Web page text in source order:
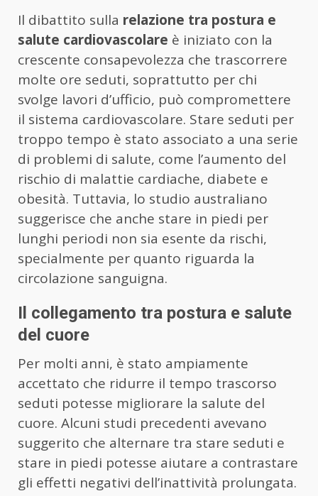
Il dibattito sulla relazione tra postura e
salute cardiovascolare è iniziato con la
crescente consapevolezza che trascorrere
molte ore seduti, soprattutto per chi
svolge lavori d’ufficio, può compromettere
il sistema cardiovascolare. Stare seduti per
troppo tempo è stato associato a una serie
di problemi di salute, come l’aumento del
rischio di malattie cardiache, diabete e
obesità. Tuttavia, lo studio australiano
suggerisce che anche stare in piedi per
lunghi periodi non sia esente da rischi,
specialmente per quanto riguarda la
circolazione sanguigna.
Il collegamento tra postura e salute
del cuore
Per molti anni, è stato ampiamente
accettato che ridurre il tempo trascorso
seduti potesse migliorare la salute del
cuore. Alcuni studi precedenti avevano
suggerito che alternare tra stare seduti e
stare in piedi potesse aiutare a contrastare
gli effetti negativi dell’inattività prolungata.